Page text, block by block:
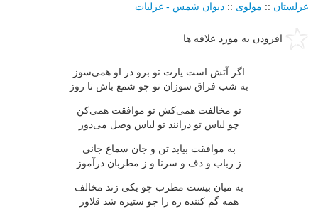
غزلستان :: مولوی :: دیوان شمس - غزلیات
افزودن به مورد علاقه ها
اگر آتش است یارت تو برو در او همی‌سوز
به شب فراق سوزان تو چو شمع باش تا روز
تو مخالفت همی‌كش تو موافقت همی‌كن
چو لباس تو درانند تو لباس وصل می‌دوز
به موافقت بیابد تن و جان سماع جانی
ز رباب و دف و سرنا و ز مطربان درآموز
به میان بیست مطرب چو یكی زند مخالف
همه گم كننده ره را چو ستیزه شد قلاوز